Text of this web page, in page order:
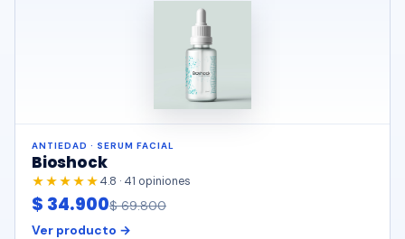
ANTIEDAD · SERUM FACIAL
Bioshock
★★★★★4.8 · 41 opiniones
$ 34.900$ 69.800
Ver producto →